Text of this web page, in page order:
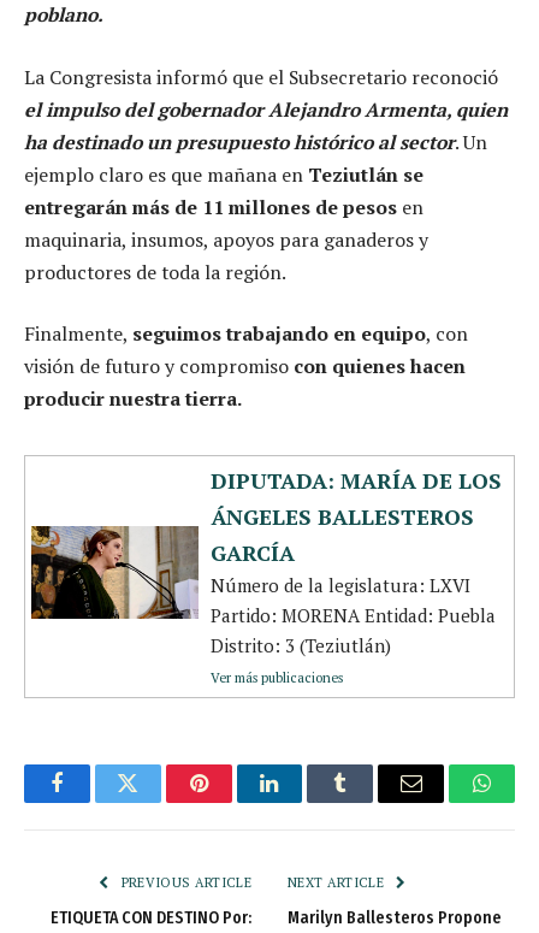
poblano.
La Congresista informó que el Subsecretario reconoció
el impulso del gobernador Alejandro Armenta, quien
ha destinado un presupuesto histórico al sector. Un
ejemplo claro es que mañana en Teziutlán se
entregarán más de 11 millones de pesos en
maquinaria, insumos, apoyos para ganaderos y
productores de toda la región.
Finalmente, seguimos trabajando en equipo, con
visión de futuro y compromiso con quienes hacen
producir nuestra tierra.
DIPUTADA: MARÍA DE LOS
ÁNGELES BALLESTEROS
GARCÍA
Número de la legislatura: LXVI
Partido: MORENA Entidad: Puebla
Distrito: 3 (Teziutlán)
Ver más publicaciones
FacebookTwitter PinterestLinkedInTumblr Email
PREVIOUS ARTICLE
ETIQUETA CON DESTINO Por:
NEXT ARTICLE
Marilyn Ballesteros Propone